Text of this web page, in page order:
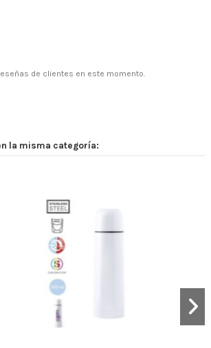
de clientes en este momento.
la misma categoría: